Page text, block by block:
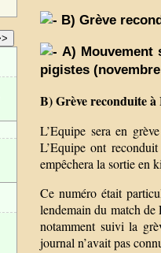
B) Grève
A) Mouvement
pigistes
B) Grève reconduite
L’Equipe sera en
L’Equipe ont
empêchera la sortie en
Ce numéro était
lendemain du match
notamment suivi la
journal n’avait pas